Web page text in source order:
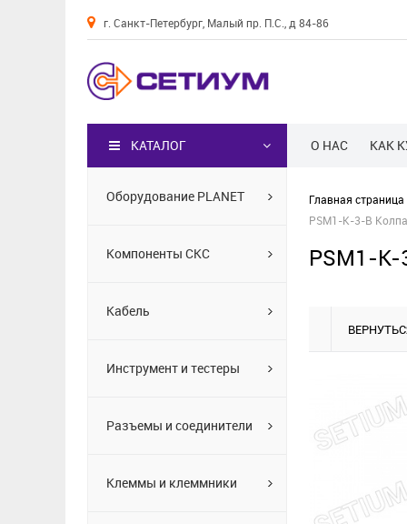
г. Санкт-Петербург, Малый пр. П.С., д 84-86
О НАС КАК
КАТАЛОГ
Оборудование PLANET
Компоненты СКС
Кабель
Инструмент и тестеры
Разъемы и соединители
Клеммы и клеммники
Главная страница
PSM1-K-3-B
PSM1-